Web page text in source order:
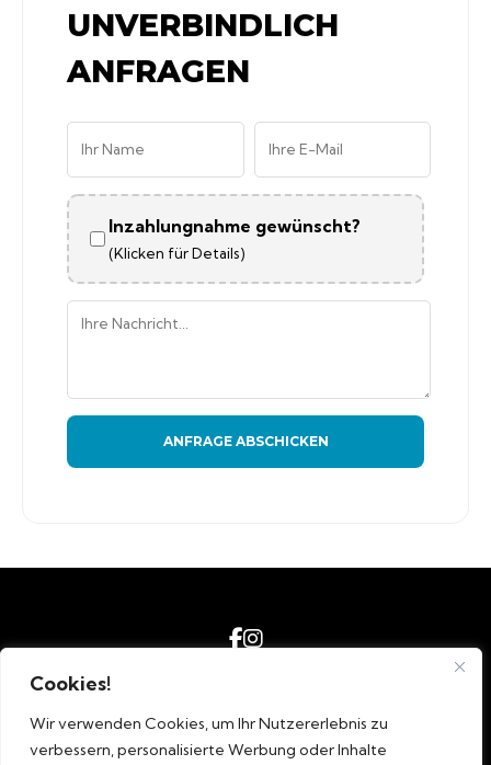
Cookies!
Wir verwenden Cookies, um Ihr Nutzererlebnis zu
verbessern, personalisierte Werbung oder Inhalte
UNVERBINDLICH
ANFRAGEN
Inzahlungnahme gewünscht?
(Klicken für Details)
ANFRAGE ABSCHICKEN
AGB´s
Datenschutz